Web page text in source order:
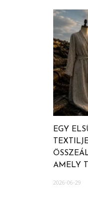
EGY
AMELY
2026-06-29